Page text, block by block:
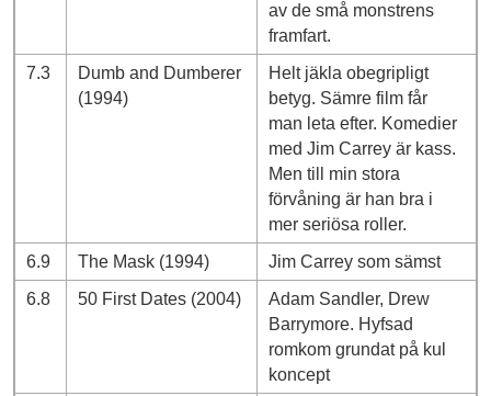
av de små monstrens
framfart.
7.3
Dumb and Dumberer
(1994)
Helt jäkla obegripligt
betyg. Sämre film får
man leta efter. Komedier
med Jim Carrey är kass.
Men till min stora
förvåning är han bra i
mer seriösa roller.
6.9
The Mask (1994)
Jim Carrey som sämst
6.8
50 First Dates (2004)
Adam Sandler, Drew
Barrymore. Hyfsad
romkom grundat på kul
koncept